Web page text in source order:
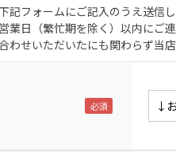
記フォームにご記入のうえ送信し
業日（繁忙期を除く）以内にご
わせいただいたにも関わらず当